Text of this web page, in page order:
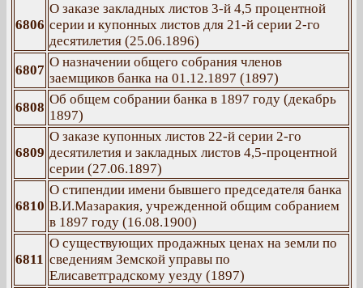
6806
О заказе закладных листов 3-й 4,5 процентной
серии и купонных листов для 21-й серии 2-го
десятилетия (25.06.1896)
6807
О назначении общего собрания членов
заемщиков банка на 01.12.1897 (1897)
6808
Об общем собрании банка в 1897 году (декабрь
1897)
6809
О заказе купонных листов 22-й серии 2-го
десятилетия и закладных листов 4,5-процентной
серии (27.06.1897)
6810
О стипендии имени бывшего председателя банка
В.И.Мазаракия, учрежденной общим собранием
в 1897 году (16.08.1900)
6811
О существующих продажных ценах на земли по
сведениям Земской управы по
Елисаветградскому уезду (1897)